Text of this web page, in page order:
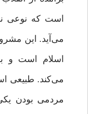
است که نوعی
می‌آید. این
اسلام است و
می‌کند. طبیعی
مردمی ‌بودن